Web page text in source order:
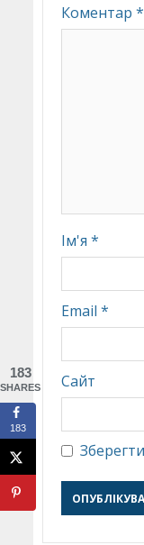
Коментар *
Ім'я *
Email *
Сайт
183
SHARES
183